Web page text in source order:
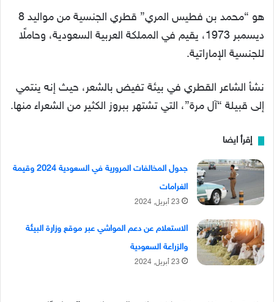
هو “محمد بن فطيس المري” قطري الجنسية من مواليد 8
ديسمبر 1973، يقيم في المملكة العربية السعودية، وحاملًا
للجنسية الإماراتية.
نشأ الشاعر القطري في بيئة تفيض بالشعر، حيث إنه ينتمي
إلى قبيلة “آل مرة”، التي تشتهر ببروز الكثير من الشعراء منها.
إقرأ ايضا
جدول المخالفات المرورية في السعودية 2024 وقيمة
الغرامات
23 أبريل, 2024
الاستعلام عن دعم المواشي عبر موقع وزارة البيئة
والزراعة السعودية
23 أبريل, 2024